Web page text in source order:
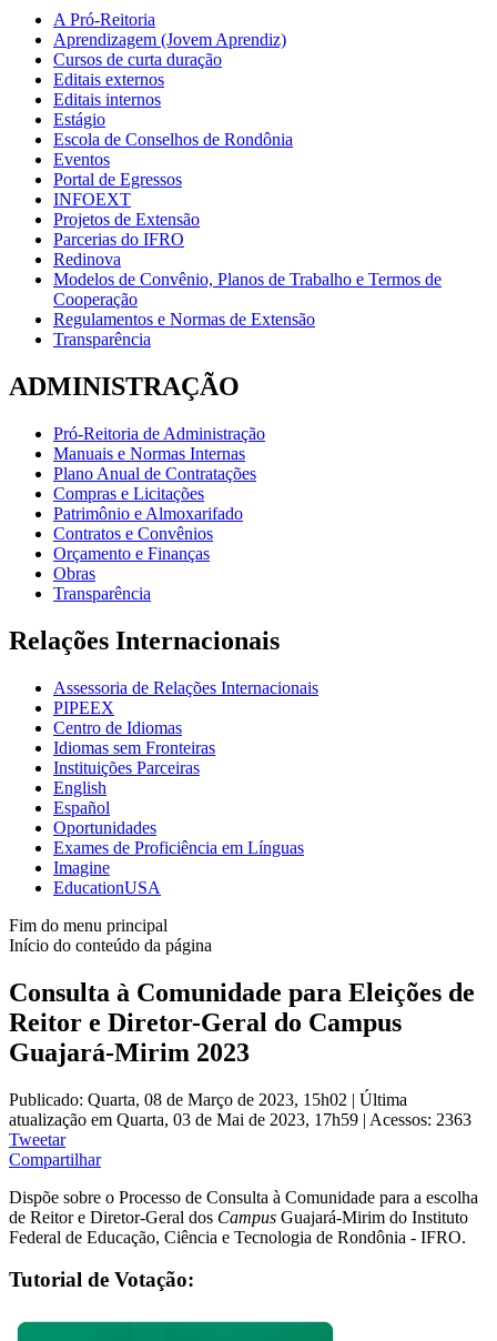
A Pró-Reitoria
Aprendizagem (Jovem Aprendiz)
Cursos de curta duração
Editais externos
Editais internos
Estágio
Escola de Conselhos de Rondônia
Eventos
Portal de Egressos
INFOEXT
Projetos de Extensão
Parcerias do IFRO
Redinova
Modelos de Convênio, Planos de Trabalho e Termos de
Cooperação
Regulamentos e Normas de Extensão
Transparência
ADMINISTRAÇÃO
Pró-Reitoria de Administração
Manuais e Normas Internas
Plano Anual de Contratações
Compras e Licitações
Patrimônio e Almoxarifado
Contratos e Convênios
Orçamento e Finanças
Obras
Transparência
Relações Internacionais
Assessoria de Relações Internacionais
PIPEEX
Centro de Idiomas
Idiomas sem Fronteiras
Instituições Parceiras
English
Español
Oportunidades
Exames de Proficiência em Línguas
Imagine
EducationUSA
Fim do menu principal
Início do conteúdo da página
Consulta à Comunidade para Eleições de
Reitor e Diretor-Geral do Campus
Guajará-Mirim 2023
Publicado: Quarta, 08 de Março de 2023, 15h02 | Última
atualização em Quarta, 03 de Mai de 2023, 17h59 | Acessos: 2363
Tweetar
Compartilhar
Dispõe sobre o Processo de Consulta à Comunidade para a escolha
de Reitor e Diretor-Geral dos Campus Guajará-Mirim do Instituto
Federal de Educação, Ciência e Tecnologia de Rondônia - IFRO.
Tutorial de Votação: